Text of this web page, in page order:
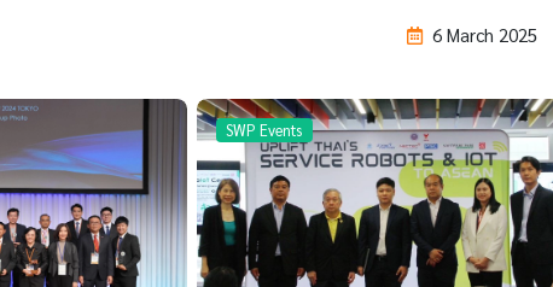
6 March 2025
SWP Events